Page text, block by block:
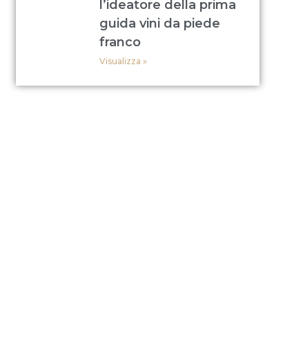
l’ideatore della prima
guida vini da piede
franco
Visualizza »